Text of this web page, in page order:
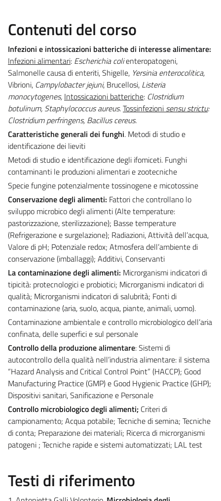
Contenuti del corso
Infezioni e intossicazioni batteriche di interesse alimentare:
Infezioni alimentari: Escherichia colienteropatogeni,
Salmonelle causa di enteriti, Shigelle, Yersinia enterocolitica,
Vibrioni, Campylobacter jejuni, Brucellosi, Listeria
monocytogenes, Intossicazioni batteriche: Clostridium
botulinum, Staphylococcus aureus.Tossinfezioni sensu strictu:
Clostridium perfringens, Bacillus cereus.
Caratteristiche generali dei funghi. Metodi di studio e
identificazione dei lieviti
Metodi di studio e identificazione degli ifomiceti. Funghi
contaminanti le produzioni alimentari e zootecniche
Specie fungine potenzialmente tossinogene e micotossine
Conservazione degli alimenti: Fattori che controllano lo
sviluppo microbico degli alimenti (Alte temperature:
pastorizzazione, sterilizzazione); Basse temperature
(Refrigerazione e surgelazione); Radiazioni, Attività dell’acqua,
Valore di pH; Potenziale redox; Atmosfera dell’ambiente di
conservazione (imballaggi); Additivi, Conservanti
La contaminazione degli alimenti: Microrganismi indicatori di
tipicità: protecnologici e probiotici; Microrganismi indicatori di
qualità; Microrganismi indicatori di salubrità; Fonti di
contaminazione (aria, suolo, acqua, piante, animali, uomo).
Contaminazione ambientale e controllo microbiologico dell’aria
confinata, delle superfici e sul personale
Controllo della produzione alimentare: Sistemi di
autocontrollo della qualità nell’industria alimentare: il sistema
“Hazard Analysis and Critical Control Point” (HACCP); Good
Manufacturing Practice (GMP) e Good Hygienic Practice (GHP);
Dispositivi sanitari, Sanificazione e Personale
Controllo microbiologico degli alimenti; Criteri di
campionamento; Acqua potabile; Tecniche di semina; Tecniche
di conta; Preparazione dei materiali; Ricerca di microrganismi
patogeni ; Tecniche rapide e sistemi automatizzati; LAL test
Testi di riferimento